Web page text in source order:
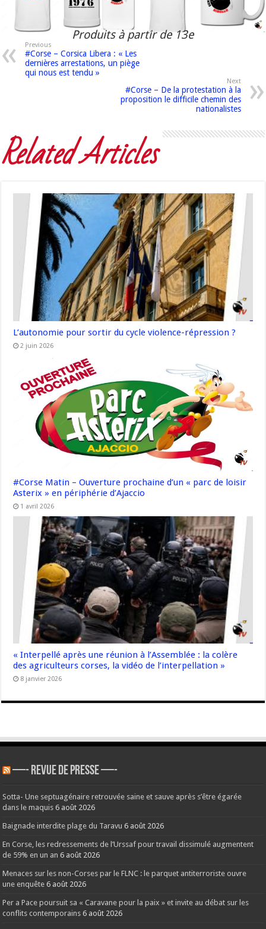
Produits à partir de 13e
Previous
#Corse – Corsica Libera : « Les
dernières arrestations, un piège
qui nous est tendu »
Next
#Corse – De la protestation à la
proposition le difficile chemin des
nationalistes
Related Articles
L’autonomie pour sortir du cycle violence-répression ?
2 juin 2026
#Corse Matin – Ouverture prochaine d’un « parc de loisir
Asterix » en périphérie d’Ajaccio
1 avril 2026
« Interpellé après une réunion à l’Assemblée : la colère
des agriculteurs corses, la vidéo de l’interpellation »
8 janvier 2026
—- REVUE DE PRESSE —-
Sotta- Une septuagénaire retrouvée saine et sauve après s’être égarée
dans le maquis 6 août 2026
Baignade interdite plage du Taravu 6 août 2026
En Corse, les redressements de l’Urssaf pour travail dissimulé augmentent
de 59% en un an 6 août 2026
Menaces sur les non-Corses par le FLNC : le parquet antiterroriste ouvre
une enquête 6 août 2026
Per a Pace poursuit sa « Caravane pour la paix » et invite au débat sur les
conflits contemporains 6 août 2026